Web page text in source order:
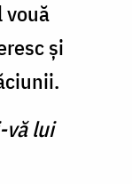
vouă
şi
vă lui